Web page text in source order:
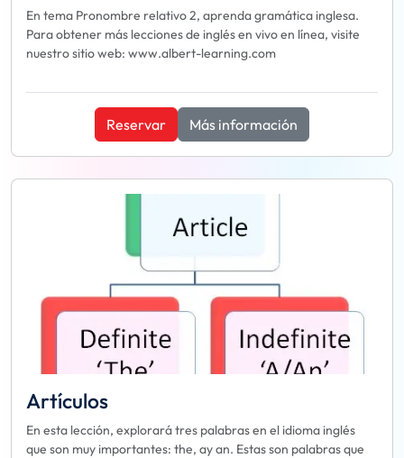
En tema Pronombre relativo 2, aprenda gramática inglesa.
Para obtener más lecciones de inglés en vivo en línea, visite
nuestro sitio web: www.albert-learning.com
Reservar Más información
Artículos
En esta lección, explorará tres palabras en el idioma inglés
que son muy importantes: the, ay an. Estas son palabras que